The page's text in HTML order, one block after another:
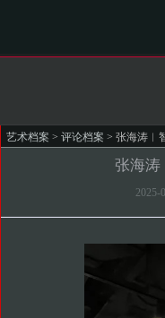
艺术档案 > 评论档案 > 张海涛︱
张海涛